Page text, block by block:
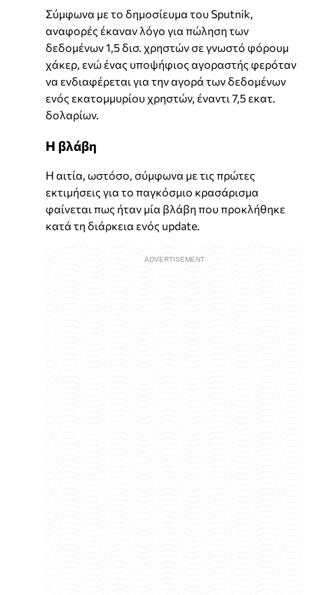
Σύμφωνα με το δημοσίευμα του Sputnik,
αναφορές έκαναν λόγο για πώληση των
δεδομένων 1,5 δισ. χρηστών σε γνωστό φόρουμ
χάκερ, ενώ ένας υποψήφιος αγοραστής φερόταν
να ενδιαφέρεται για την αγορά των δεδομένων
ενός εκατομμυρίου χρηστών, έναντι 7,5 εκατ.
δολαρίων.
Η βλάβη
Η αιτία, ωστόσο, σύμφωνα με τις πρώτες
εκτιμήσεις για το παγκόσμιο κρασάρισμα
φαίνεται πως ήταν μία βλάβη που προκλήθηκε
κατά τη διάρκεια ενός update.